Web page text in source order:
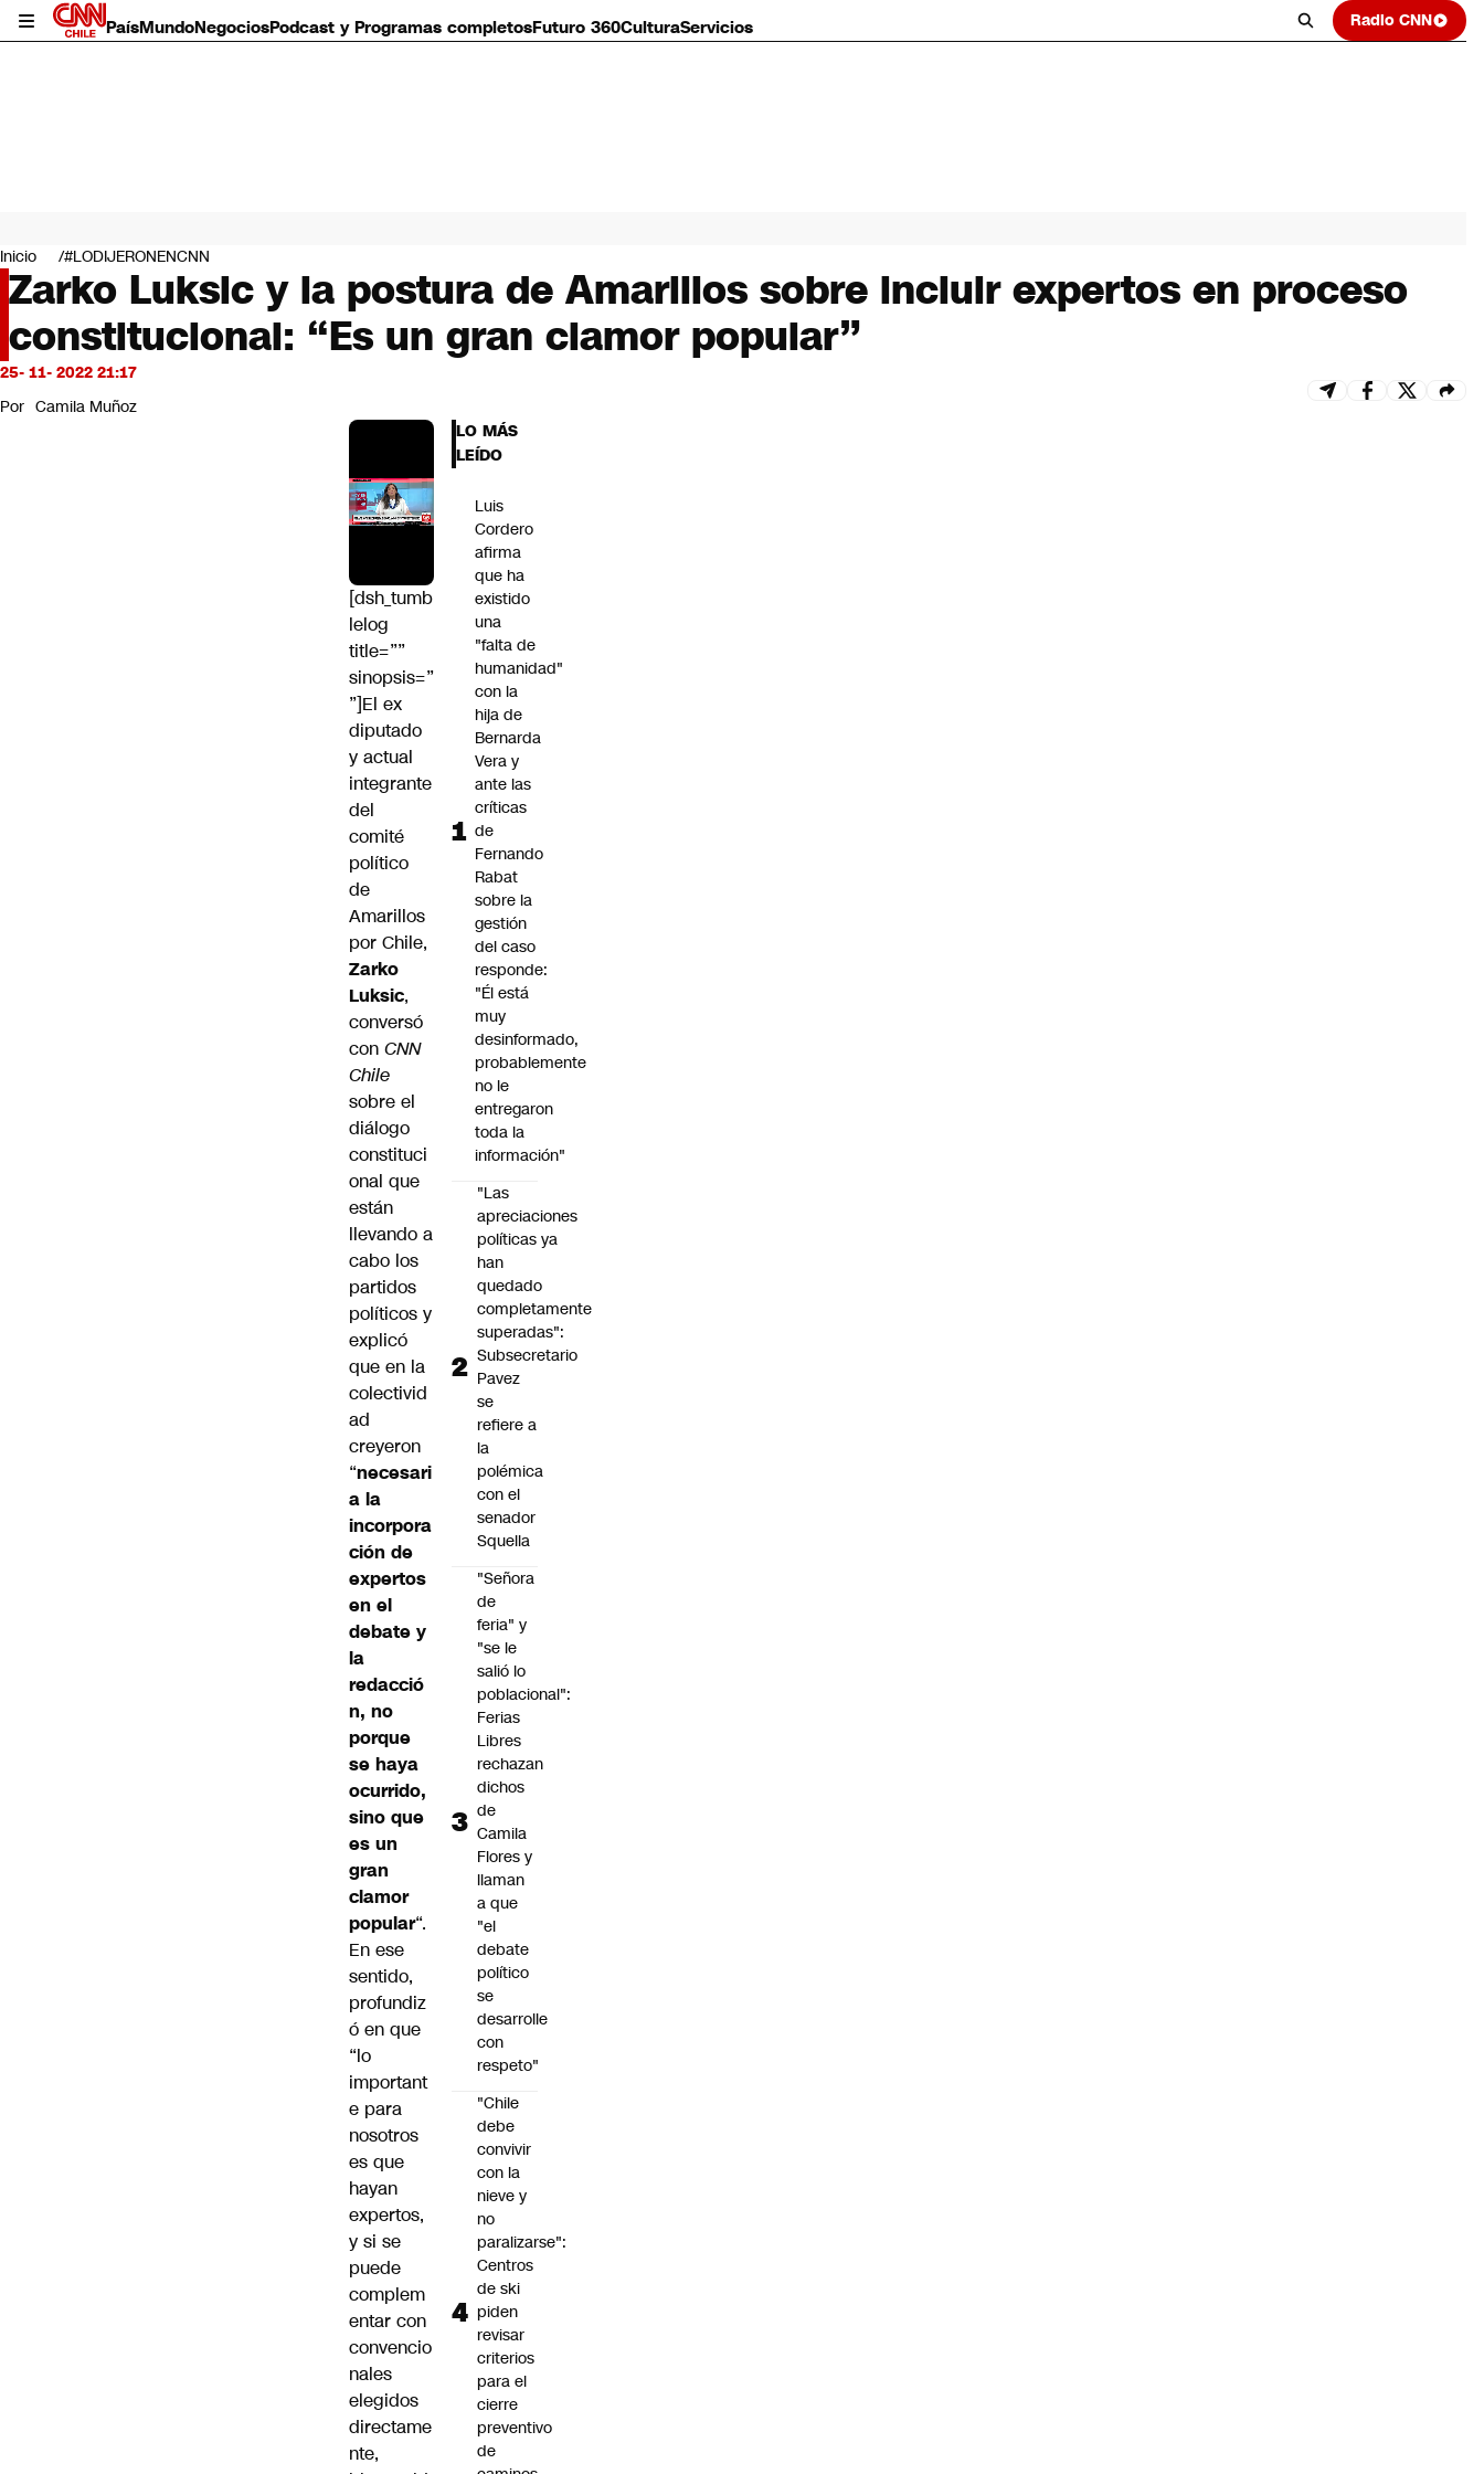
PaísMundoNegociosPodcast y Programas completosFuturo 360CulturaServicios Radio CNN
Mundo
Negocios
Deportes
Programas completos
Cultura
Servicios
Bits
CNN Data
Inicio #LODIJERONENCNN
Zarko Luksic y la postura de Amarillos sobre incluir expertos en proceso
constitucional: “Es un gran clamor popular”
25- 11- 2022 21:17
Por Camila Muñoz
[dsh_tumb
lelog
title=””
sinopsis=”
”]El ex
diputado
y actual
integrante
del
comité
político
de
Amarillos
por Chile,
Zarko
Luksic,
conversó
con CNN
Chile
sobre el
diálogo
constituci
onal que
están
llevando a
cabo los
partidos
políticos y
explicó
que en la
colectivid
ad
creyeron
“necesari
a la
incorpora
ción de
expertos
en el
debate y
la
redacció
n, no
porque
se haya
ocurrido,
sino que
es un
gran
clamor
popular“.
En ese
sentido,
profundiz
ó en que
“lo
important
e para
nosotros
es que
hayan
expertos,
y si se
puede
complem
entar con
convencio
nales
elegidos
directame
nte,
LO MÁS
LEÍDO
Luis
Cordero
afirma
que ha
existido
una
"falta de
humanidad"
con la
hija de
Bernarda
Vera y
ante las
críticas
de
Fernando
Rabat
sobre la
gestión
del caso
responde:
"Él está
muy
desinformado,
probablemente
no le
entregaron
toda la
información"
"Las
apreciaciones
políticas ya
han
quedado
completamente
superadas":
Subsecretario
Pavez
se
refiere a
la
polémica
con el
senador
Squella
"Señora
de
feria" y
"se le
salió lo
poblacional":
Ferias
Libres
rechazan
dichos
de
Camila
Flores y
llaman
a que
"el
debate
político
se
desarrolle
con
respeto"
"Chile
debe
convivir
con la
nieve y
no
paralizarse":
Centros
de ski
piden
revisar
criterios
para el
cierre
preventivo
de